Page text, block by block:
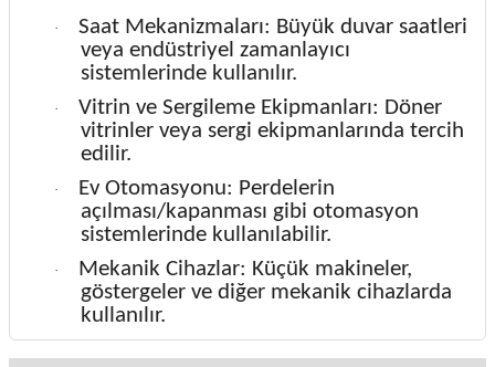
·
Saat Mekanizmaları: Büyük duvar saatleri
veya endüstriyel zamanlayıcı
sistemlerinde kullanılır.
·
Vitrin ve Sergileme Ekipmanları: Döner
vitrinler veya sergi ekipmanlarında tercih
edilir.
·
Ev Otomasyonu: Perdelerin
açılması/kapanması gibi otomasyon
sistemlerinde kullanılabilir.
· Mekanik Cihazlar: Küçük makineler,
göstergeler ve diğer mekanik cihazlarda
kullanılır.